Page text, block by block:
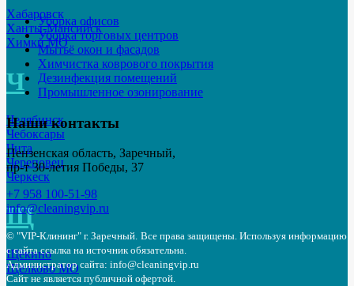
Хабаровск
Ханты-Мансийск
Химки МО
Ч
Челябинск
Чебоксары
Чита
Череповец
Черкеск
Щ
Щёкино
Щёлково МО
Уборка офисов
Уборка торговых центров
Мытьё окон и фасадов
Химчистка коврового покрытия
Дезинфекция помещений
Промышленное озонирование
Наши контакты
Пензенская область, Заречный,
пр-т 30-летия Победы, 37
+7 958 100-51-98
info@cleaningvip.ru
© "VIP-Клининг" г. Заречный. Все права защищены. Используя информацию
с сайта ссылка на источник обязательна.
Администратор сайта: info@cleaningvip.ru
Сайт не является публичной офертой.